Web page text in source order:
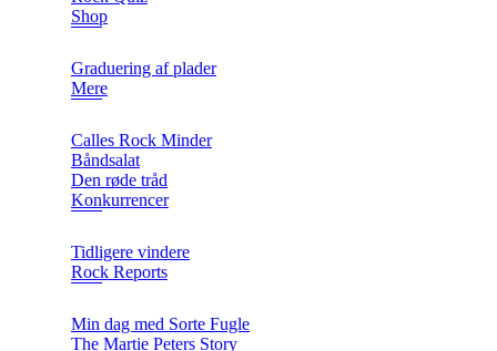
Shop
Graduering af plader
Mere
Calles Rock Minder
Båndsalat
Den røde tråd
Konkurrencer
Tidligere vindere
Rock Reports
Min dag med Sorte Fugle
The Martie Peters Story